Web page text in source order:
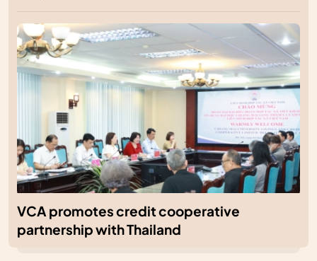
VCA promotes credit cooperative
partnership with Thailand